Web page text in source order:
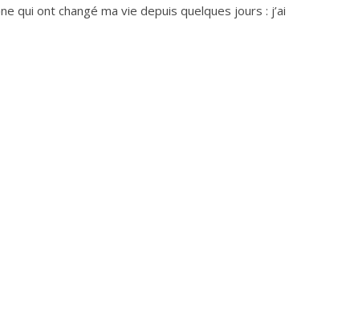
qui ont changé ma vie depuis quelques jours : j’ai